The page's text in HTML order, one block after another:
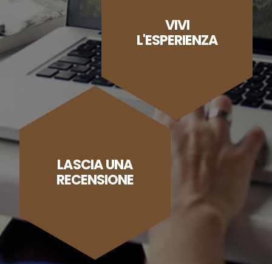
VIVI
L'ESPERIENZA
LASCIA UNA
RECENSIONE